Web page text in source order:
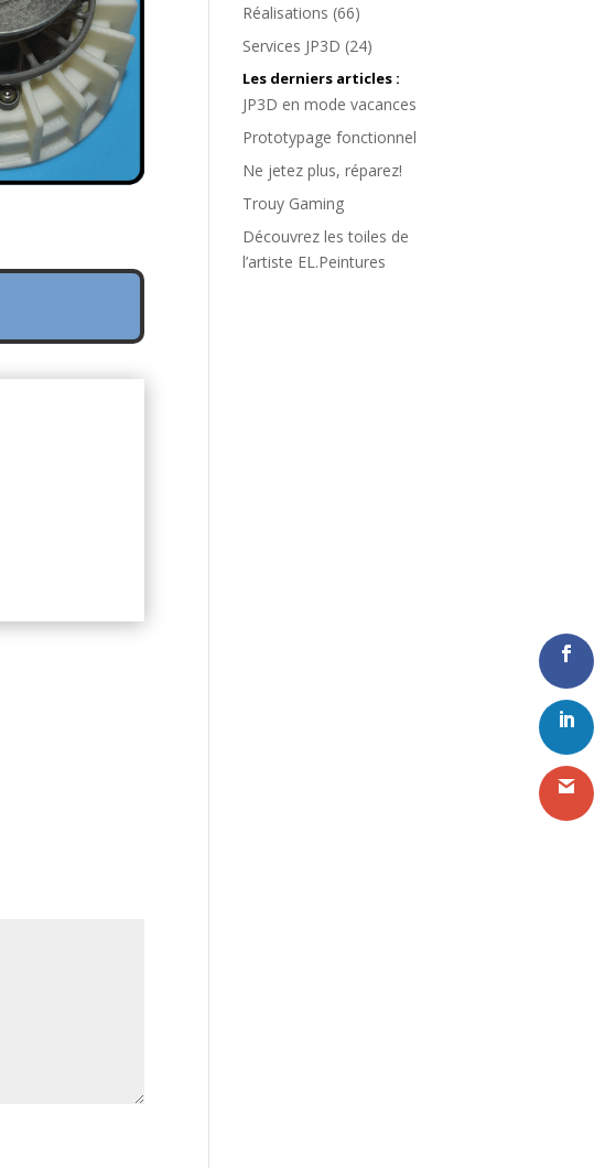
Réalisations (66)
Services JP3D (24)
Les derniers articles :
JP3D en mode vacances
Prototypage fonctionnel
Ne jetez plus, réparez!
Trouy Gaming
Découvrez les toiles de
l’artiste EL.Peintures